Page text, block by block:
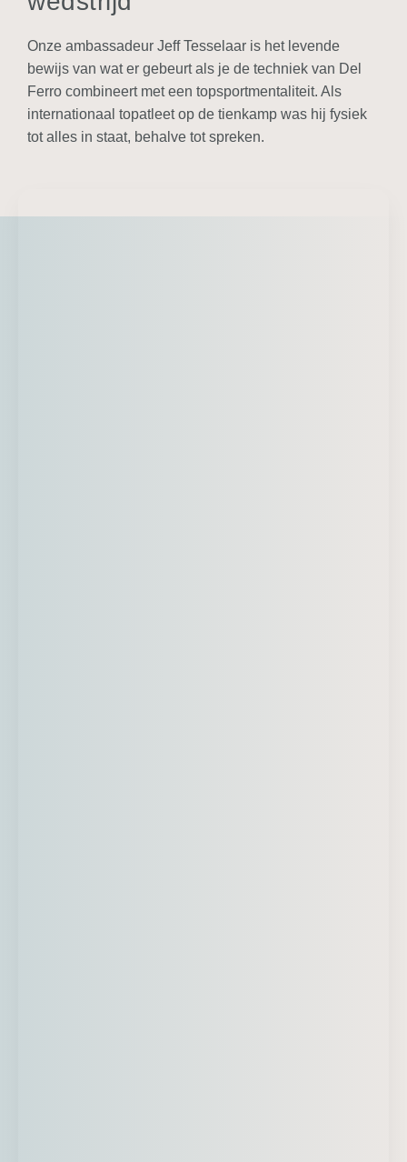
Onze ambassadeur Jeff Tesselaar is het levende
bewijs van wat er gebeurt als je de techniek van Del
Ferro combineert met een topsportmentaliteit. Als
internationaal topatleet op de tienkamp was hij fysiek
tot alles in staat, behalve tot spreken.